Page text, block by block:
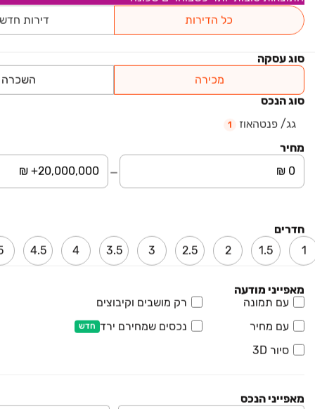
כל הדירות
דירות
סוג עסקה
מכירה
השכרה
סוג הנכס
גג/ פנטהאוז
1
מחיר
חדרים
1
1.5
2
2.5
3
3.5
4
4.5
מאפייני מודעה
עם תמונה
רק מושבים וקיבוצים
עם מחיר
נכסים שמחירם ירד חדש
סיור 3D
מאפייני הנכס
אחד העם 69, שיכון עובדים, טבריה
פרויקט חדש יובלים במושבה, טבריה
ראשי נדל״ן למכירה
גגות/פנטהאוזים בצפון והעמקים